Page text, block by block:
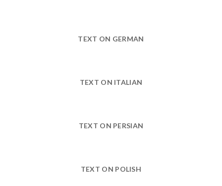
TEXT ON GERMAN
TEXT ON ITALIAN
TEXT ON PERSIAN
TEXT ON POLISH